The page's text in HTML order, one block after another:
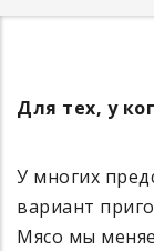
Для тех, у
У многих
вариант
Мясо мы